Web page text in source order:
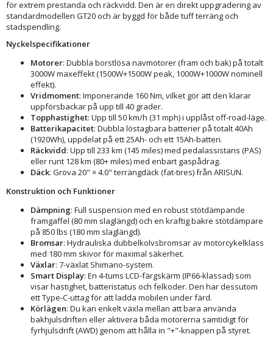
för extrem prestanda och räckvidd. Den är en direkt uppgradering av
standardmodellen GT20 och är byggd för både tuff terräng och
stadspendling.
Nyckelspecifikationer
Motorer: Dubbla borstlösa navmotorer (fram och bak) på totalt
3000W maxeffekt (1500W+1500W peak, 1000W+1000W nominell
effekt).
Vridmoment: Imponerande 160 Nm, vilket gör att den klarar
uppförsbackar på upp till 40 grader.
Topphastighet: Upp till 50 km/h (31 mph) i upplåst off-road-läge.
Batterikapacitet: Dubbla löstagbara batterier på totalt 40Ah
(1920Wh), uppdelat på ett 25Ah- och ett 15Ah-batteri.
Räckvidd: Upp till 233 km (145 miles) med pedalassistans (PAS)
eller runt 128 km (80+ miles) med enbart gaspådrag.
Däck: Grova 20" × 4.0" terrängdäck (fat-tires) från ARISUN.
Konstruktion och Funktioner
Dämpning: Full suspension med en robust stötdämpande
framgaffel (80 mm slaglängd) och en kraftig bakre stötdämpare
på 850 lbs (180 mm slaglängd).
Bromsar: Hydrauliska dubbelkolvsbromsar av motorcykelklass
med 180 mm skivor för maximal säkerhet.
Växlar: 7-växlat Shimano-system.
Smart Display: En 4-tums LCD-färgskärm (IP66-klassad) som
visar hastighet, batteristatus och felkoder. Den har dessutom
ett Type-C-uttag för att ladda mobilen under färd.
Körlägen: Du kan enkelt växla mellan att bara använda
bakhjulsdriften eller aktivera båda motorerna samtidigt för
fyrhjulsdrift (AWD) genom att hålla in "+"-knappen på styret.